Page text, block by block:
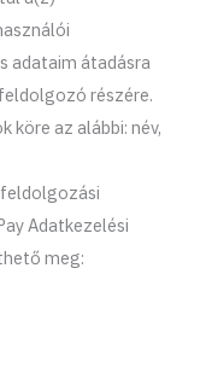
adataim átadásra
részére.
az alábbi: név,
Adatkezelési
meg: